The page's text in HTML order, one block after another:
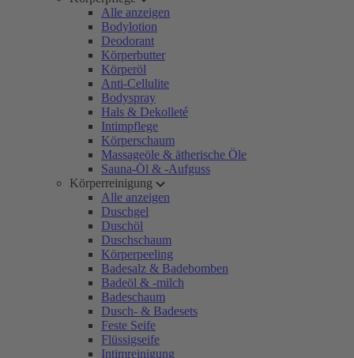
Alle anzeigen
Bodylotion
Deodorant
Körperbutter
Körperöl
Anti-Cellulite
Bodyspray
Hals & Dekolleté
Intimpflege
Körperschaum
Massageöle & ätherische Öle
Sauna-Öl & -Aufguss
Körperreinigung
Alle anzeigen
Duschgel
Duschöl
Duschschaum
Körperpeeling
Badesalz & Badebomben
Badeöl & -milch
Badeschaum
Dusch- & Badesets
Feste Seife
Flüssigseife
Intimreinigung